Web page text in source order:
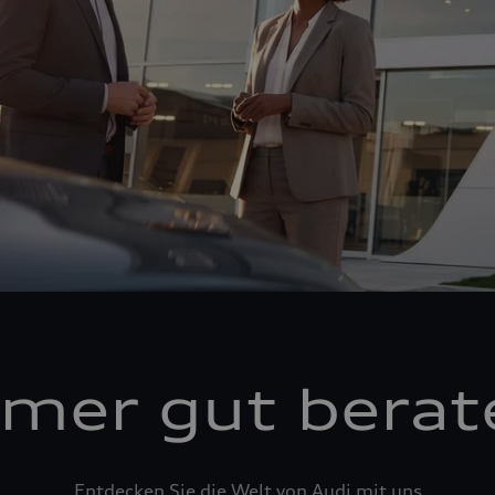
gut
Entdecken Sie die Welt von Audi mit uns